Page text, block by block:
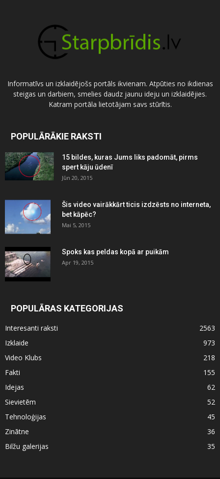
Informatīvs un izklaidējošs portāls ikvienam. Atpūties no ikdienas
steigas un darbiem, smelies daudz jaunu ideju un izklaidējies.
Katram portāla lietotājam savs stūrītis.
POPULĀRĀKIE RAKSTI
15 bildes, kuras Jums liks padomāt, pirms
spert kāju ūdenī
Jūn 20, 2015
Šis video vairākkārt ticis izdzēsts no interneta,
bet kāpēc?
Mai 5, 2015
Spoks kas peldas kopā ar puikām
Apr 19, 2015
POPULĀRAS KATEGORIJAS
Interesanti raksti
2563
Izklaide
973
Video Klubs
218
Fakti
155
Idejas
62
Sievietēm
52
Tehnoloģijas
45
Zinātne
36
Bilžu galerijas
35